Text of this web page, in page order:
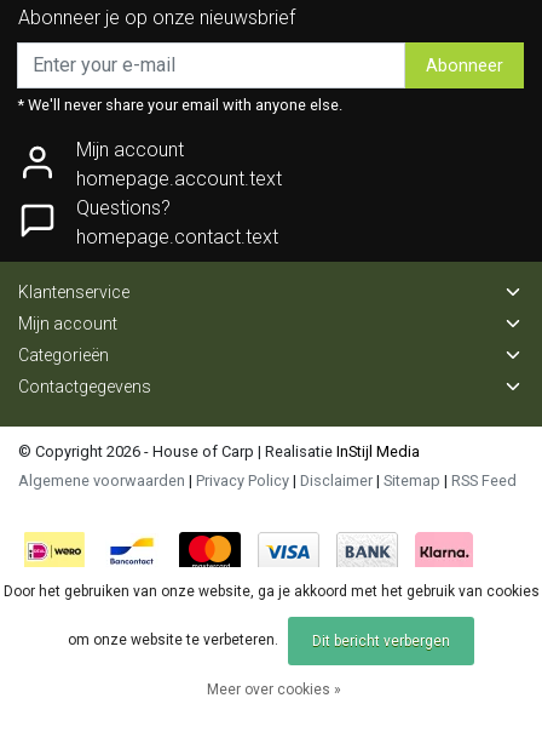
Abonneer je op onze nieuwsbrief
Abonneer
* We'll never share your email with anyone else.
Mijn account
homepage.account.text
Questions?
homepage.contact.text
Klantenservice
Mijn account
Categorieën
Contactgegevens
© Copyright 2026 - House of Carp | Realisatie InStijl Media
Algemene voorwaarden | Privacy Policy | Disclaimer | Sitemap | RSS Feed
Door het gebruiken van onze website, ga je akkoord met het gebruik van cookies
om onze website te verbeteren. Dit bericht verbergen
Meer over cookies »